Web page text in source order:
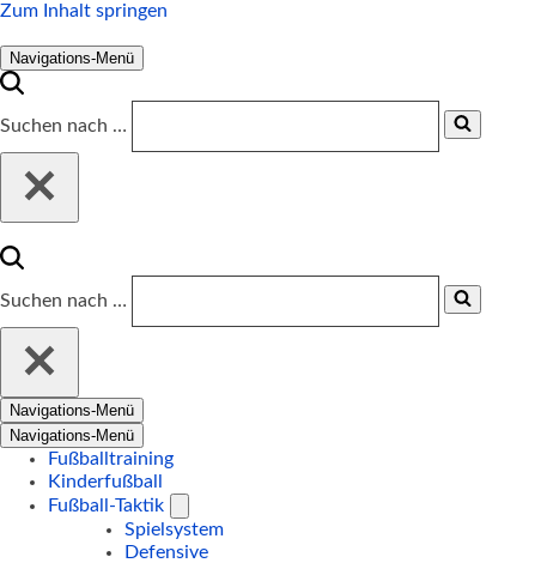
Zum Inhalt springen
Navigations-Menü
Suchen nach …
Suchen nach …
Navigations-Menü
Navigations-Menü
Fußballtraining
Kinderfußball
Fußball-Taktik
Spielsystem
Defensive